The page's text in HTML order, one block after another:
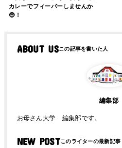
カレーでフィーバーしませんか
😎！
ABOUT US
編集部
お母さん大学 編集部です。
NEW POST